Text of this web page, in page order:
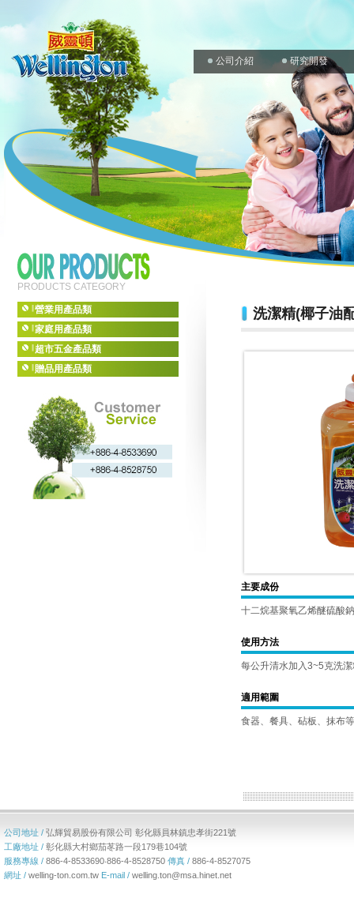
公司介紹 研究開發
PRODUCTS CATEGORY
營業用產品類
家庭用產品類
超市五金產品類
贈品用產品類
洗潔精(椰子油
主要成份
十二烷基聚氧乙烯醚硫酸
使用方法
每公升清水加入3~5克洗
適用範圍
食器、餐具、砧板、抹布
公司地址 / 弘輝貿易股份有限公司 彰化縣員林鎮忠孝街221號
工廠地址 / 彰化縣大村鄉茄苳路一段179巷104號
服務專線 / 886-4-8533690‧886-4-8528750 傳真 / 886-4-8527075
網址 / welling-ton.com.tw E-mail / welling.ton@msa.hinet.net